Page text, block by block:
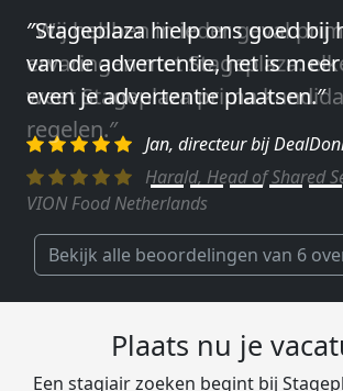
″Wij hebben in ieder geval
ervaringen met Stageplaza:
weet Stageplaza prima
regelen.″
Harald, Head of Shared
VION Food Netherlands
Bekijk alle beoordelingen van 6
Plaats nu je
Een stagiair zoeken begint bij